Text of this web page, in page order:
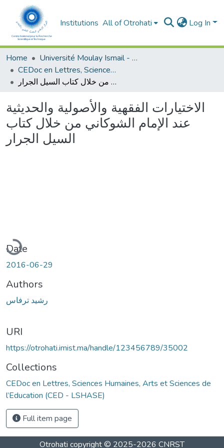
Institutions All of Otrohati Log In
Home
Université Moulay Ismail - Meknès
CEDoc en Lettres, Sciences Humaines, Arts et Sciences de l’Education (CED - LSHASE)
الاختيارات الفقهية والأصولية والحديثية عند الإمام الشوكاني من خلال كتاب السيل الجرار
الاختيارات الفقهية والأصولية والحديثية
عند الإمام الشوكاني من خلال كتاب
السيل الجرار
Date
2016-06-29
Authors
رشيد ترفاس
URI
https://otrohati.imist.ma/handle/123456789/35002
Collections
CEDoc en Lettres, Sciences Humaines, Arts et Sciences de
l’Education (CED - LSHASE)
Full item page
Otrohati copyright © 2025-2026 CNRST